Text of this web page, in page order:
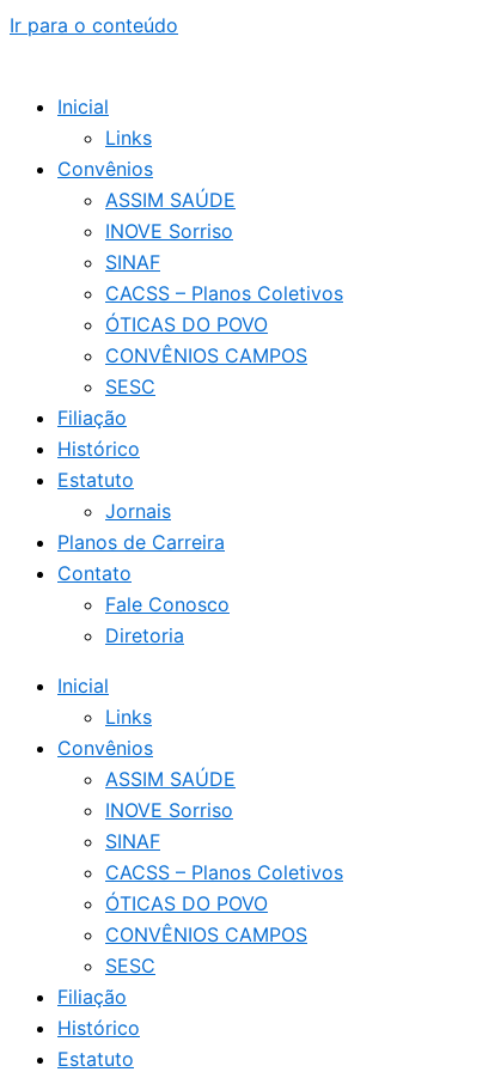
Ir para o conteúdo
Inicial
Links
Convênios
ASSIM SAÚDE
INOVE Sorriso
SINAF
CACSS – Planos Coletivos
ÓTICAS DO POVO
CONVÊNIOS CAMPOS
SESC
Filiação
Histórico
Estatuto
Jornais
Planos de Carreira
Contato
Fale Conosco
Diretoria
Inicial
Links
Convênios
ASSIM SAÚDE
INOVE Sorriso
SINAF
CACSS – Planos Coletivos
ÓTICAS DO POVO
CONVÊNIOS CAMPOS
SESC
Filiação
Histórico
Estatuto